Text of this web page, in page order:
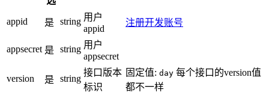
appid 是 string 用户
appid
注册开发账号
appsecret 是 string 用户
appsecret
version 是 string
接口版本
标识
固定值: day 每个接口的version值
都不一样